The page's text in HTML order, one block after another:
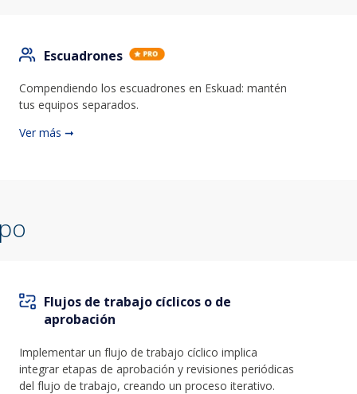
Escuadrones
Compendiendo los escuadrones en Eskuad: mantén
tus equipos separados.
Ver más ➞
Flujos de trabajo cíclicos o de
aprobación
Implementar un flujo de trabajo cíclico implica
integrar etapas de aprobación y revisiones periódicas
del flujo de trabajo, creando un proceso iterativo.